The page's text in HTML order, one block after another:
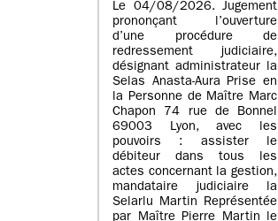
Le 04/08/2026. Jugement
prononçant l’ouverture
d’une procédure de
redressement judiciaire,
désignant administrateur la
Selas Anasta-Aura Prise en
la Personne de Maître Marc
Chapon 74 rue de Bonnel
69003 Lyon, avec les
pouvoirs : assister le
débiteur dans tous les
actes concernant la gestion,
mandataire judiciaire la
Selarlu Martin Représentée
par Maître Pierre Martin le